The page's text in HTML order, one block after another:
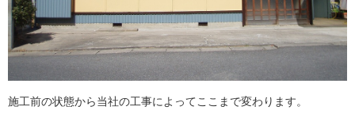
施工前の状態から当社の工事によってここまで変わります。